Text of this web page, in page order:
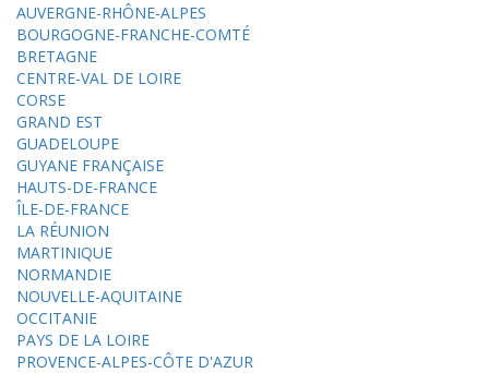
AUVERGNE-RHÔNE-ALPES
BOURGOGNE-FRANCHE-COMTÉ
BRETAGNE
CENTRE-VAL DE LOIRE
CORSE
GRAND EST
GUADELOUPE
GUYANE FRANÇAISE
HAUTS-DE-FRANCE
ÎLE-DE-FRANCE
LA RÉUNION
MARTINIQUE
NORMANDIE
NOUVELLE-AQUITAINE
OCCITANIE
PAYS DE LA LOIRE
PROVENCE-ALPES-CÔTE D'AZUR